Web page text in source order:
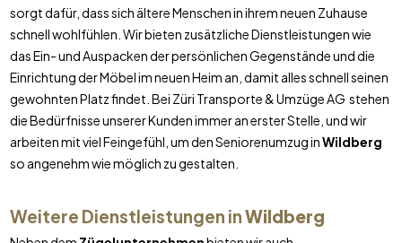
sorgt dafür, dass sich ältere Menschen in ihrem neuen Zuhause
schnell wohlfühlen. Wir bieten zusätzliche Dienstleistungen wie
das Ein- und Auspacken der persönlichen Gegenstände und die
Einrichtung der Möbel im neuen Heim an, damit alles schnell seinen
gewohnten Platz findet. Bei Züri Transporte & Umzüge AG stehen
die Bedürfnisse unserer Kunden immer an erster Stelle, und wir
arbeiten mit viel Feingefühl, um den Seniorenumzug inWildberg
so angenehm wie möglich zu gestalten.
Weitere Dienstleistungen inWildberg